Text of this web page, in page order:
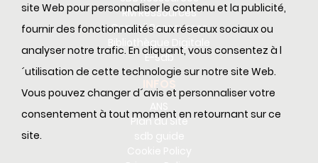
site Web pour personnaliser le contenu et la publicité,
fournir des fonctionnalités aux réseaux sociaux ou
analyser notre trafic. En cliquant, vous consentez à l
´utilisation de cette technologie sur notre site Web.
Vous pouvez changer d´avis et personnaliser votre
consentement à tout moment en retournant sur ce
site.
RM Ressources
Conseil Ressources
Bibliothèque Digitale
E-sdb
Plan du Site